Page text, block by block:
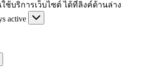
ช้บริการเว็บไซต์ ได้ที่ลิงค์ด้านล่าง
active